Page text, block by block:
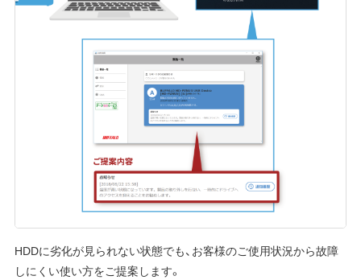
HDDに劣化が見られない状態でも、お客様のご使用状況から故障
しにくい使い方をご提案します。